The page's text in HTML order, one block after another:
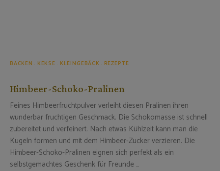
BACKEN KEKSE KLEINGEBÄCK REZEPTE
Himbeer-Schoko-Pralinen
Feines Himbeerfruchtpulver verleiht diesen Pralinen ihren
wunderbar fruchtigen Geschmack. Die Schokomasse ist schnell
zubereitet und verfeinert. Nach etwas Kühlzeit kann man die
Kugeln formen und mit dem Himbeer-Zucker verzieren. Die
Himbeer-Schoko-Pralinen eignen sich perfekt als ein
selbstgemachtes Geschenk für Freunde …